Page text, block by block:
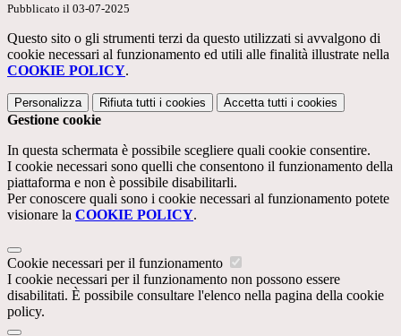
Pubblicato il 03-07-2025
Questo sito o gli strumenti terzi da questo utilizzati si avvalgono di
cookie necessari al funzionamento ed utili alle finalità illustrate nella
COOKIE POLICY.
Personalizza Rifiuta tutti i cookies Accetta tutti i cookies
Gestione cookie
In questa schermata è possibile scegliere quali cookie consentire.
I cookie necessari sono quelli che consentono il funzionamento della
piattaforma e non è possibile disabilitarli.
Per conoscere quali sono i cookie necessari al funzionamento potete
visionare la COOKIE POLICY.
Cookie necessari per il funzionamento
I cookie necessari per il funzionamento non possono essere
disabilitati. È possibile consultare l'elenco nella pagina della cookie
policy.